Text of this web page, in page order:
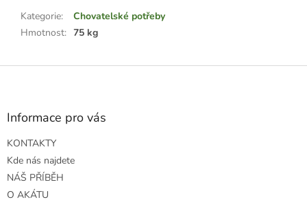
Kategorie:
Chovatelské potřeby
Hmotnost: 75 kg
Z
Informace pro vás
KONTAKTY
Kde nás najdete
NÁŠ PŘÍBĚH
O AKÁTU